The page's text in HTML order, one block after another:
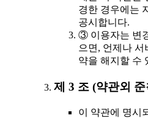
경한 경우에는
공시합니다.
③ 이용자는 변
으면, 언제나 서
약을 해지할 수
제 3 조 (약관외 준
이 약관에 명시